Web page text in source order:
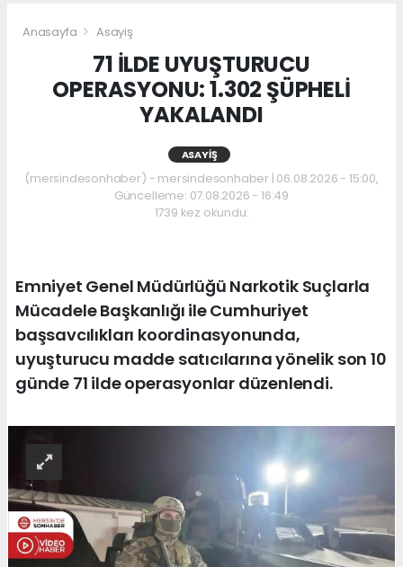
Anasayfa Asayiş
71 İLDE UYUŞTURUCU
OPERASYONU: 1.302 ŞÜPHELİ
YAKALANDI
ASAYIŞ
(mersindesonhaber) - mersindesonhaber | 06.08.2026 - 15:00,
Güncelleme: 07.08.2026 - 16:49
1739 kez okundu.
Emniyet Genel Müdürlüğü Narkotik Suçlarla
Mücadele Başkanlığı ile Cumhuriyet
başsavcılıkları koordinasyonunda,
uyuşturucu madde satıcılarına yönelik son 10
günde 71 ilde operasyonlar düzenlendi.